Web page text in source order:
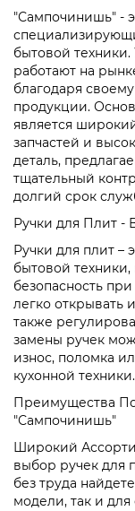
"Сампочинишь" -
бытовой
работают на
благодаря
продукции.
является
запчастей и
деталь,
тщательный
долгий срок
Ручки для Плит -
Ручки для плит –
бытовой
безопасность
легко открывать
также
замены ручек
износ, поломка
кухонной техники.
Преимущества
"Сампочинишь"
Широкий
выбор ручек для
без труда
модели, так и